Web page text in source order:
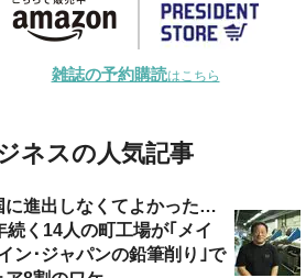
雑誌の予約購読はこちら
ネスの人気記事
に進出しなくてよかった…
続く14人の町工場が｢メイ
イン･ジャパンの鉛筆削り｣で